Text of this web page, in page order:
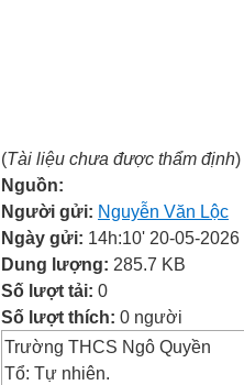
(Tài liệu chưa được thẩm định)
Nguồn:
Người gửi: Nguyễn Văn Lộc
Ngày gửi: 14h:10' 20-05-2026
Dung lượng: 285.7 KB
Số lượt tải: 0
Số lượt thích: 0 người
Trường THCS Ngô Quyền
Tổ: Tự nhiên.